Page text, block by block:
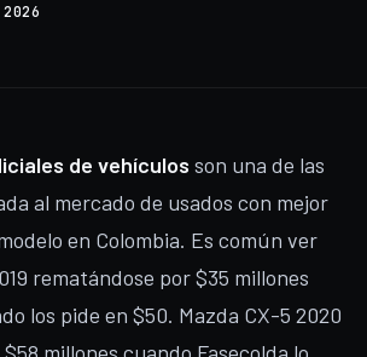
de vehículos son una de las
al mercado de usados con mejor
en Colombia. Es común ver
rematándose por $35 millones
los pide en $50. Mazda CX-5 2020